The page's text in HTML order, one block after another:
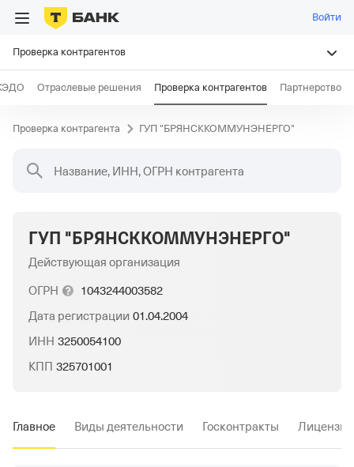
Войти
Проверка контрагентов
Отраслевые решения Проверка контрагентов Партнерство
Проверка контрагента ГУП "БРЯНСККОММУНЭНЕРГО"
Название, ИНН, ОГРН контрагента
ГУП "БРЯНСККОММУНЭНЕРГО"
Действующая организация
ОГРН
1043244003582
Дата регистрации 01.04.2004
ИНН 3250054100
КПП 325701001
Главное Виды деятельности Госконтракты Лицензии